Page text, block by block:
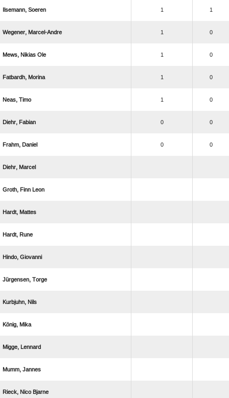
  1 1
  1 0
   1 0
  1 0
  1 0
  0 0
  0 0
 
  
 
 
 
 
 
 
 
 
  